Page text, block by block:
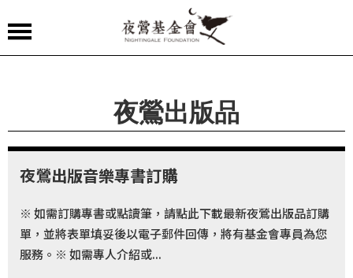
選
夜
鶯
導
聆
夜
夜鶯出版品
夜鶯出版音樂專書訂購
※ 如需訂購專書或點讀筆，請點此下載最新夜鶯出版品訂購
單，並將表單填妥後以電子郵件回傳，將有基金會專員為您
服務。※ 如需專人介紹或...